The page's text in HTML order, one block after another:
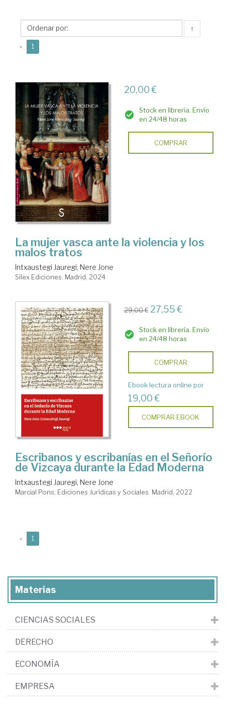
Nere
Jone
↑
« 1
20,00 €
Stock en librería. Envío
en 24/48 horas
COMPRAR
La mujer vasca ante la violencia y los
malos tratos
Intxaustegi Jauregi, Nere Jone
Sílex Ediciones. Madrid, 2024
29,00 € 27,55 €
Stock en librería. Envío
en 24/48 horas
COMPRAR
Ebook lectura online por
19,00 €
COMPRAR EBOOK
Escribanos y escribanías en el Señorío
de Vizcaya durante la Edad Moderna
Intxaustegi Jauregi, Nere Jone
Marcial Pons, Ediciones Jurídicas y Sociales. Madrid, 2022
« 1
Materias
CIENCIAS SOCIALES
DERECHO
ECONOMÍA
EMPRESA